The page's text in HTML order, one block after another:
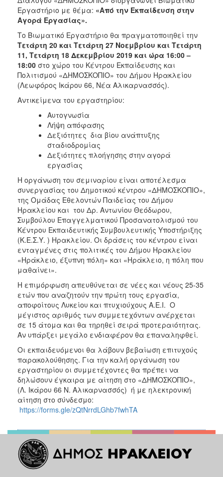
Εργαστήριο με θέμα: «Από την Εκπαίδευση στην
Αγορά Εργασίας».
Το Βιωματικό Εργαστήριο θα πραγματοποιηθεί την
Τετάρτη 20 και Τετάρτη 27 Νοεμβρίου και Τετάρτη
11, Τετάρτη 18 Δεκεμβρίου 2019 και ώρα 16:00 –
18:00 στο χώρο του Κέντρου Εκπαίδευσης και
Πολιτισμού «ΔΗΜΟΣΚΟΠΙΟ» του Δήμου Ηρακλείου
(Λεωφόρος Ικάρου 66, Νέα Αλικαρνασσός).
Αντικείμενα του εργαστηρίου:
Αυτογνωσία
Λήψη απόφασης
Δεξιότητες δια βίου ανάπτυξης
σταδιοδρομίας
Δεξιότητες πλοήγησης στην αγορά
εργασίας
Η οργάνωση του σεμιναρίου είναι αποτέλεσμα
συνεργασίας του Δημοτικού κέντρου «ΔΗΜΟΣΚΟΠΙΟ»,
της Ομάδας Εθελοντών Παιδείας του Δήμου
Ηρακλείου και του Δρ. Αντωνίου Θεόδωρου,
Συμβούλου Επαγγελματικού Προσανατολισμού του
Κέντρου Εκπαιδευτικής Συμβουλευτικής Υποστήριξης
(Κ.Ε.Σ.Υ. ) Ηρακλείου. Οι δράσεις του κέντρου είναι
ενταγμένες στις πολιτικές του Δήμου Ηρακλείου
«Ηράκλειο, έξυπνη πόλη» και «Ηράκλειο, η πόλη που
μαθαίνει».
Η επιμόρφωση απευθύνεται σε νέες και νέους 25-35
ετών που αναζητούν την πρώτη τους εργασία,
αποφοίτους Λυκείου και πτυχιούχους Α.Ε.Ι. Ο
μέγιστος αριθμός των συμμετεχόντων ανέρχεται
σε 15 άτομα και θα τηρηθεί σειρά προτεραιότητας.
Αν υπάρξει μεγάλο ενδιαφέρον θα επαναληφθεί.
Οι εκπαιδευόμενοι θα λάβουν βεβαίωση επιτυχούς
παρακολούθησης. Για την καλή οργάνωση του
εργαστηρίου οι συμμετέχοντες θα πρέπει να
δηλώσουν έγκαιρα με αίτηση στο «ΔΗΜΟΣΚΟΠΙΟ»,
(Λ. Ικάρου 66 Ν. Αλικαρνασσός) ή με ηλεκτρονική
αίτηση στο σύνδεσμο:
https://forms.gle/zQtNrrdLGhb7fwhTA